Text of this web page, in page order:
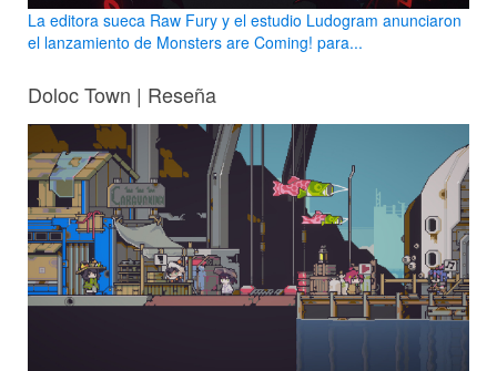
La editora sueca Raw Fury y el estudio Ludogram anunciaron
el lanzamiento de Monsters are Coming! para...
Doloc Town | Reseña